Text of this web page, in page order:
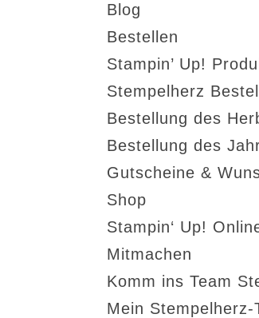
Blog
Bestellen
Stampin’ Up!
Stempelherz
Bestellung des
Bestellung des
Gutscheine &
Shop
Stampin‘ Up!
Mitmachen
Komm ins Team
Mein Stempelherz-